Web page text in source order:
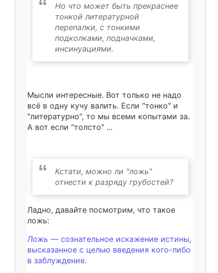
Но что может быть прекраснее
тонкой литературной
перепалки, с тонкими
подколками, подначками,
инсинуациями.
Мысли интересные. Вот только не надо
всё в одну кучу валить. Если "тонко" и
"литературно", то мы всеми копытами за.
А вот если "толсто" ...
Кстати, можно ли "ложь"
отнести к разряду грубостей?
Ладно, давайте посмотрим, что такое
ложь:
Ложь — сознательное искажение истины,
высказанное с целью введения кого-либо
в заблуждение.